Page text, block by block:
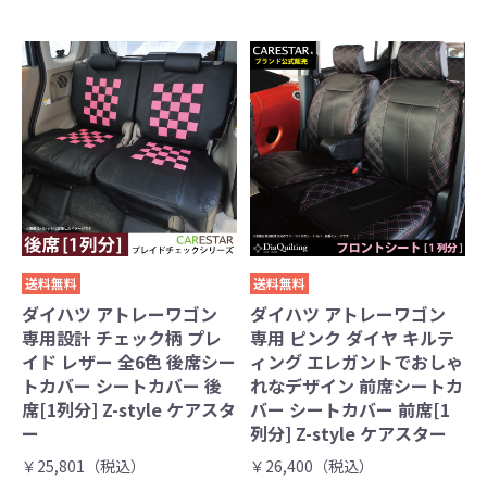
送料無料
ダイハツ アトレーワゴン
専用設計 チェック柄 プレ
イド レザー 全6色 後席シー
トカバー シートカバー 後
席[1列分] Z-style ケアスタ
ー
￥25,801（税込）
送料無料
ダイハツ アトレーワゴン
専用 ピンク ダイヤ キルテ
ィング エレガントでおしゃ
れなデザイン 前席シートカ
バー シートカバー 前席[1
列分] Z-style ケアスター
￥26,400（税込）